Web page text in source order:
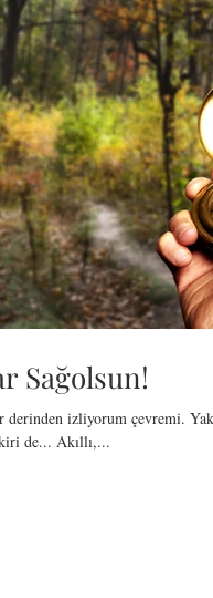
Sağolsun!
derinden izliyorum çevremi.
de... Akıllı,...